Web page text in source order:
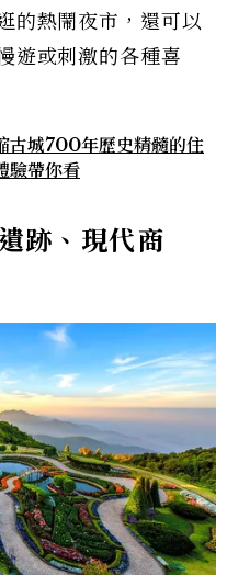
的熱鬧夜市，還可以
遊或刺激的各種喜
古城700年歷史精髓的住
驗帶你看
跡、現代商